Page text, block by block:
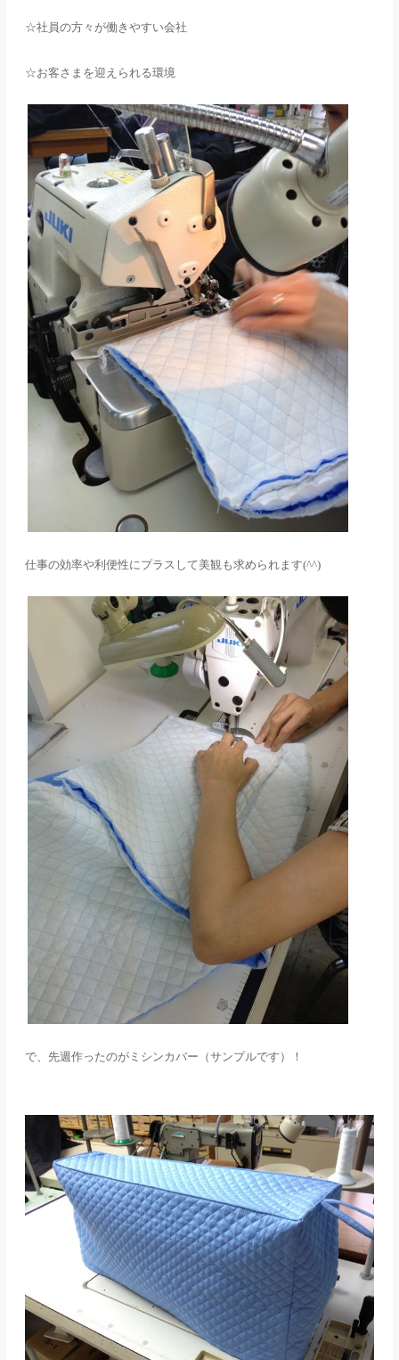
☆社員の方々が働きやすい会社
☆お客さまを迎えられる環境
仕事の効率や利便性にプラスして美観も求められます(^^)
で、先週作ったのがミシンカバー（サンプルです）！